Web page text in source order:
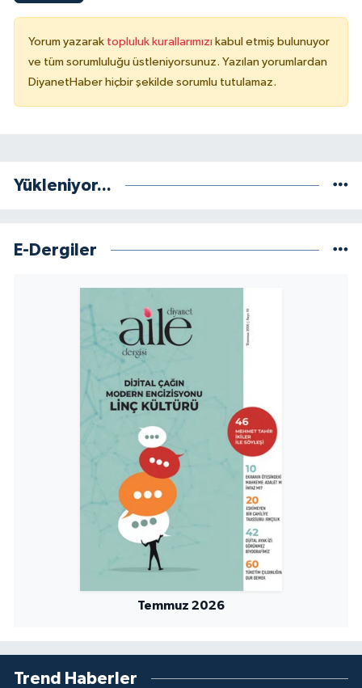
Yorum yazarak topluluk kurallarımızı kabul etmiş bulunuyor
ve tüm sorumluluğu üstleniyorsunuz. Yazılan yorumlardan
DiyanetHaber hiçbir şekilde sorumlu tutulamaz.
Yükleniyor...
E-Dergiler
Temmuz 2026
Trend Haberler
Trabzon Müftülüğü
Tunceli Müftülüğü
Yalova Müftülüğü